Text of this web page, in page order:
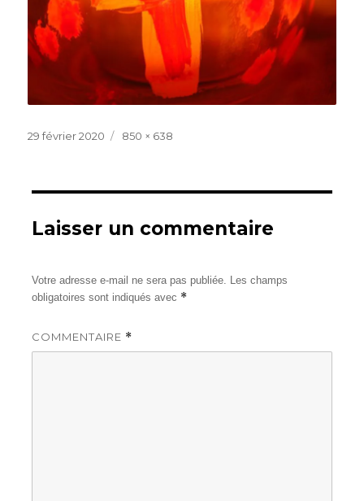
Publié
29 février 2020
Taille
850 × 638
Laisser un commentaire
Votre adresse e-mail ne sera pas publiée.
Les champs
obligatoires sont indiqués avec *
COMMENTAIRE *